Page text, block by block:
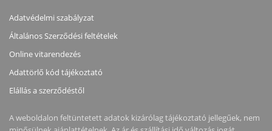
Adatvédelmi szabályzat
Általános Szerződési feltételek
Online vitarendezés
Adattörlő kód tájékoztató
Elállás a szerződéstől
A weboldalon feltüntetett adatok kizárólag tájékoztató jellegűek, nem